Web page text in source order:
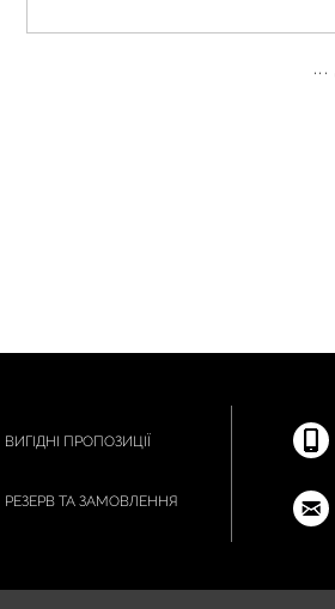
...
ВИГІДНІ ПРОПОЗИЦІЇ
РЕЗЕРВ ТА ЗАМОВЛЕННЯ